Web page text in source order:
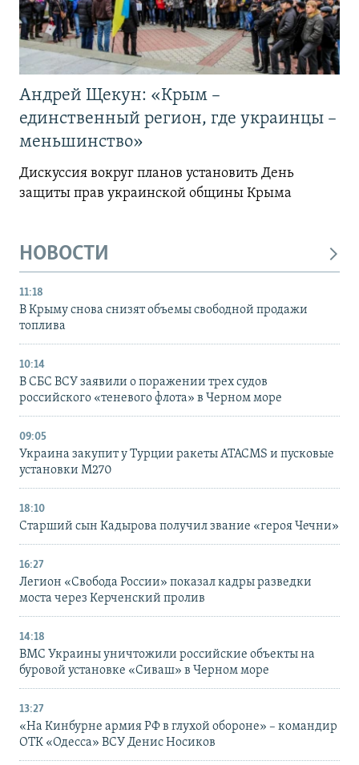
Андрей Щекун: «Крым –
единственный регион, где украинцы –
меньшинство»
Дискуссия вокруг планов установить День
защиты прав украинской общины Крыма
НОВОСТИ
11:18
В Крыму снова снизят объемы свободной продажи
топлива
10:14
В СБС ВСУ заявили о поражении трех судов
российского «теневого флота» в Черном море
09:05
Украина закупит у Турции ракеты ATACMS и пусковые
установки M270
18:10
Старший сын Кадырова получил звание «героя Чечни»
16:27
Легион «Свобода России» показал кадры разведки
моста через Керченский пролив
14:18
ВМС Украины уничтожили российские объекты на
буровой установке «Сиваш» в Черном море
13:27
«На Кинбурне армия РФ в глухой обороне» – командир
ОТК «Одесса» ВСУ Денис Носиков